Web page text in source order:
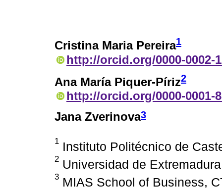
Cristina Maria Pereira1
http://orcid.org/0000-0002-
Ana María Piquer-Píriz2
http://orcid.org/0000-0001-
Jana Zverinova3
1 Instituto Politécnico de
2 Universidad de
3 MIAS School of Business,